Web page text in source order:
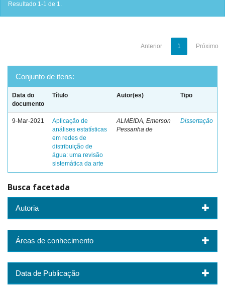
Resultado 1-1 de 1.
Anterior 1 Próximo
Conjunto de itens:
Data do
documento
Título Autor(es) Tipo
9-Mar-2021
Aplicação de
análises estatísticas
em redes de
distribuição de
água: uma revisão
sistemática da arte
ALMEIDA, Emerson
Pessanha de
Dissertação
Busca facetada
Autoria
Áreas de conhecimento
Data de Publicação